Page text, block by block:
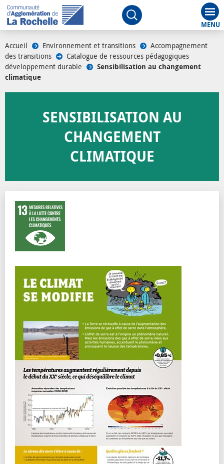
Ouvrir le moteur de
Accueil Environnement et transitions
Accompagnement
des transitions
Catalogue de ressources pédagogiques
développement durable
Sensibilisation au changement
climatique
SENSIBILISATION AU
CHANGEMENT
CLIMATIQUE